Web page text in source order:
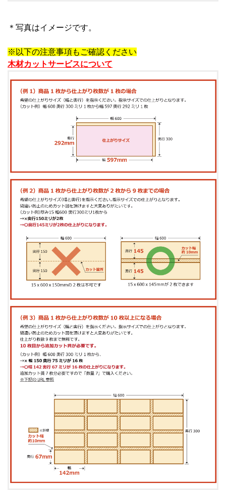
＊写真はイメージです。
※以下の注意事項もご確認ください
木材カットサービスについて